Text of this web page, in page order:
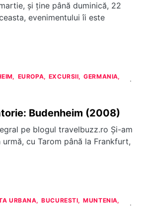
şi ţine până duminică, 22
evenimentului îi este
EUROPA EXCURSII
GERMANIA
Budenheim (2008)
pe blogul travelbuzz.ro Şi-am
cu Tarom până la Frankfurt,
URBANA BUCURESTI
MUNTENIA